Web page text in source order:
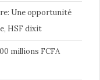
Une opportunité
HSF dixit
millions FCFA